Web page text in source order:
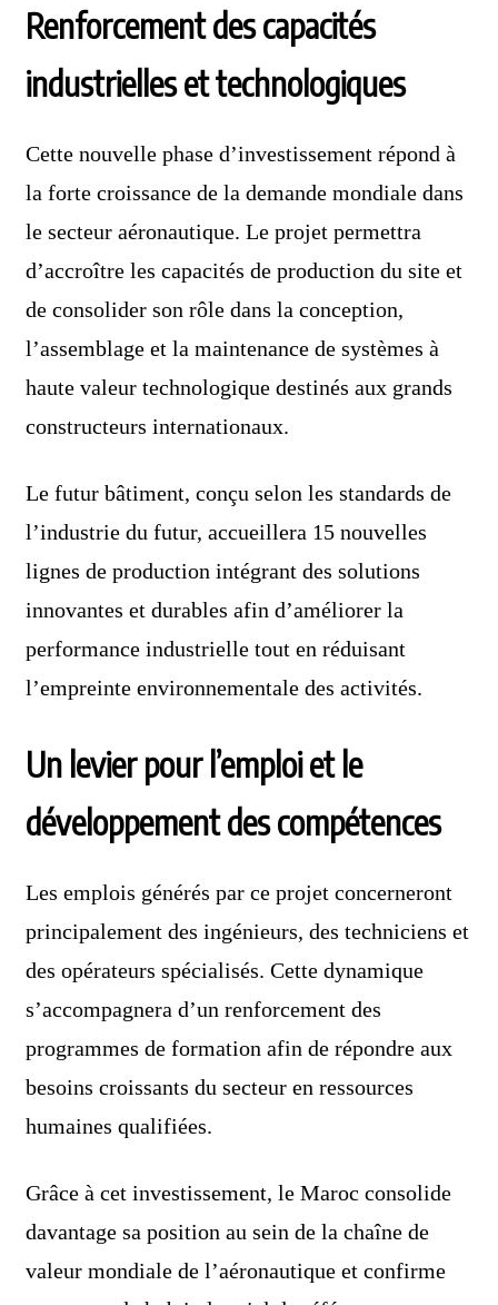
Renforcement des capacités
industrielles et technologiques
Cette nouvelle phase d’investissement répond à
la forte croissance de la demande mondiale dans
le secteur aéronautique. Le projet permettra
d’accroître les capacités de production du site et
de consolider son rôle dans la conception,
l’assemblage et la maintenance de systèmes à
haute valeur technologique destinés aux grands
constructeurs internationaux.
Le futur bâtiment, conçu selon les standards de
l’industrie du futur, accueillera 15 nouvelles
lignes de production intégrant des solutions
innovantes et durables afin d’améliorer la
performance industrielle tout en réduisant
l’empreinte environnementale des activités.
Un levier pour l’emploi et le
développement des compétences
Les emplois générés par ce projet concerneront
principalement des ingénieurs, des techniciens et
des opérateurs spécialisés. Cette dynamique
s’accompagnera d’un renforcement des
programmes de formation afin de répondre aux
besoins croissants du secteur en ressources
humaines qualifiées.
Grâce à cet investissement, le Maroc consolide
davantage sa position au sein de la chaîne de
valeur mondiale de l’aéronautique et confirme